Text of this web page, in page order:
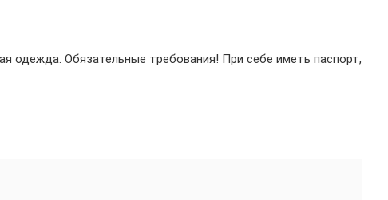
одежда. Обязательные требования! При себе иметь паспорт,